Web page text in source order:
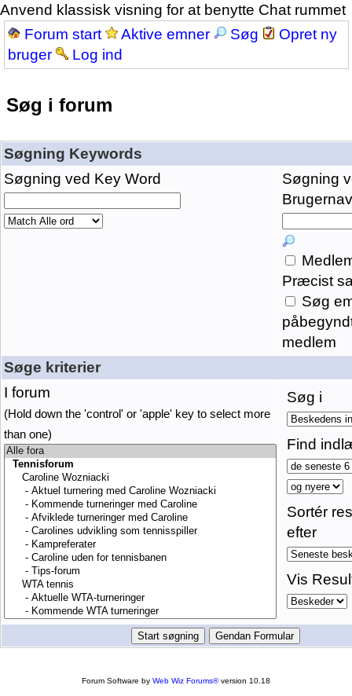
Anvend klassisk visning for at benytte Chat rummet
Forum start
Aktive emner Søg
Opret ny
bruger
Log ind
Søg i forum
Søgning Keywords
Søgning ved Key Word
Søgning
Præcist
Søg
medlem
Søge kriterier
I forum
(Hold down the 'control' or 'apple' key to select more
than one)
Søg i
Find
Sortér
efter
Vis
Forum Software by Web Wiz Forums®version 10.18